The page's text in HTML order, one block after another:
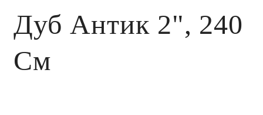
Дуб Антик 2", 240
См